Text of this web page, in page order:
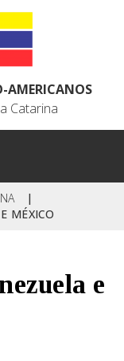
AMERICANOS
Catarina
|
MÉXICO
e